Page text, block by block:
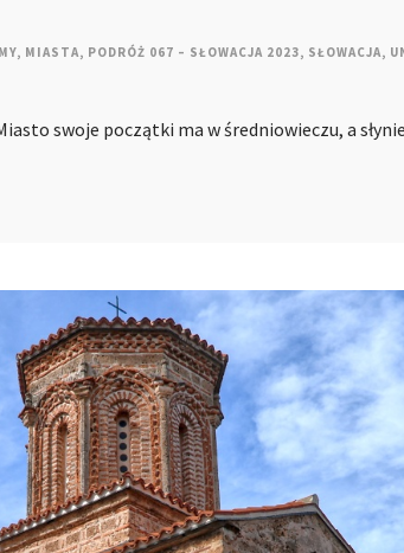
, MIASTA, PODRÓŻ 067 – SŁOWACJA 2023, SŁOWACJA,
swoje początki ma w średniowieczu, a